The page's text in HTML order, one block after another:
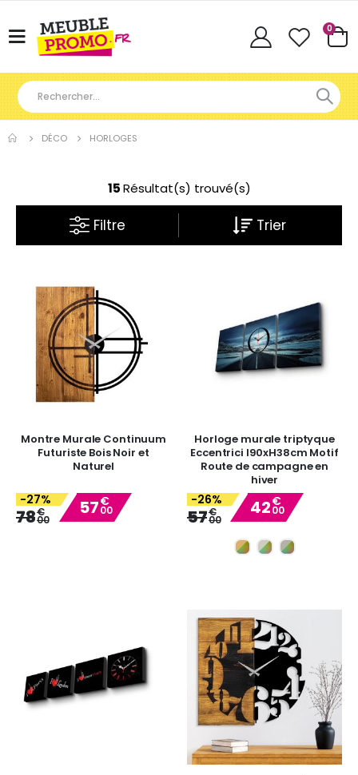
Basculer
Cart
0
DÉCO HORLOGES
15Résultat(s) trouvé(s)
Filtre
Montre Murale Continuum
Futuriste Bois Noir et
Naturel
-27%
78€
00
Special
Price
57€
00
Horloge murale triptyque
Eccentrici l90xH38cm Motif
Route de campagne en
hiver
-26%
57€
00
Special
Price
42€
00